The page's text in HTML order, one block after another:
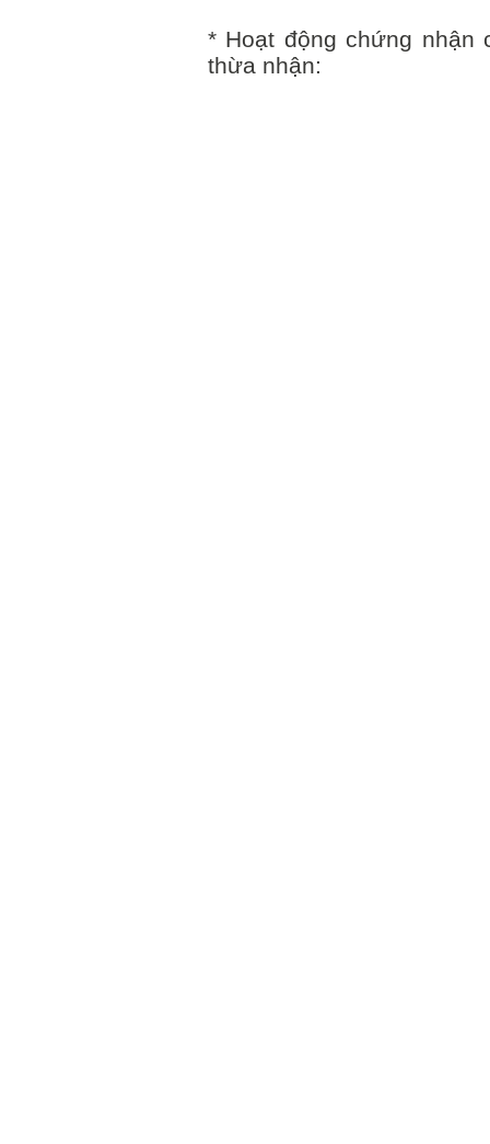
* Hoạt động chứng nhận
thừa nhận: